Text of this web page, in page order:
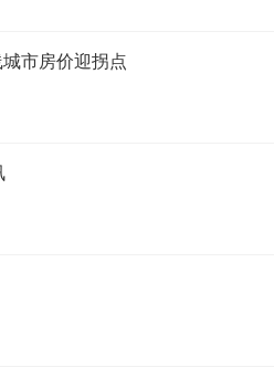
市房价迎拐点